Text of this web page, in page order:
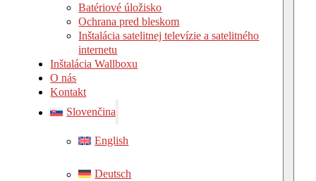
Batériové úložisko
Ochrana pred bleskom
Inštalácia satelitnej televízie a satelitného
internetu
Inštalácia Wallboxu
O nás
Kontakt
Slovenčina
English
Deutsch